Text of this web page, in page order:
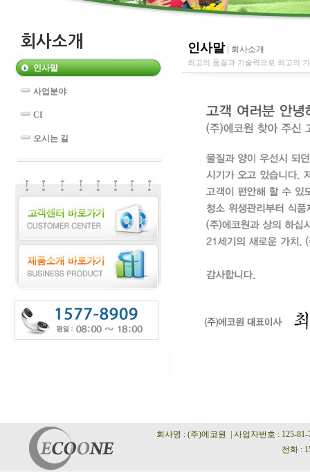
인사말
사업분야
CI
오시는 길
인사말 회사소개
최고의 품질과 기술력으로 최고의
회사명 : (주)에코원 | 사업자번호 : 125-
전화 :